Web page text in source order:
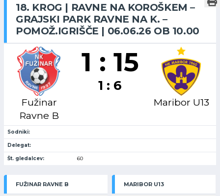
18. KROG | RAVNE NA KOROŠKEM –
GRAJSKI PARK RAVNE NA K. –
POMOŽ.IGRIŠČE | 06.06.26 OB 10.00
Fužinar
Ravne B
1 : 15
1 : 6
Maribor U13
Sodniki:
Delegat:
Št. gledalcev: 60
FUŽINAR RAVNE B MARIBOR U13